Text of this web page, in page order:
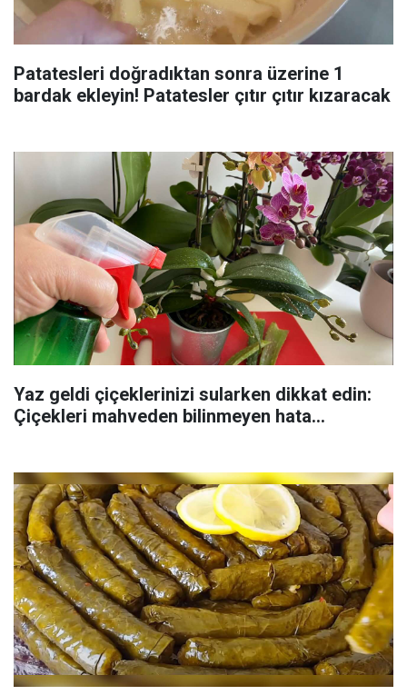
Patatesleri doğradıktan sonra üzerine 1
bardak ekleyin! Patatesler çıtır çıtır kızaracak
Yaz geldi çiçeklerinizi sularken dikkat edin:
Çiçekleri mahveden bilinmeyen hata...